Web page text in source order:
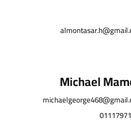
Michael